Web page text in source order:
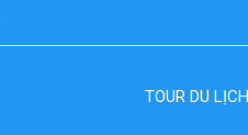
TOUR DU LỊCH